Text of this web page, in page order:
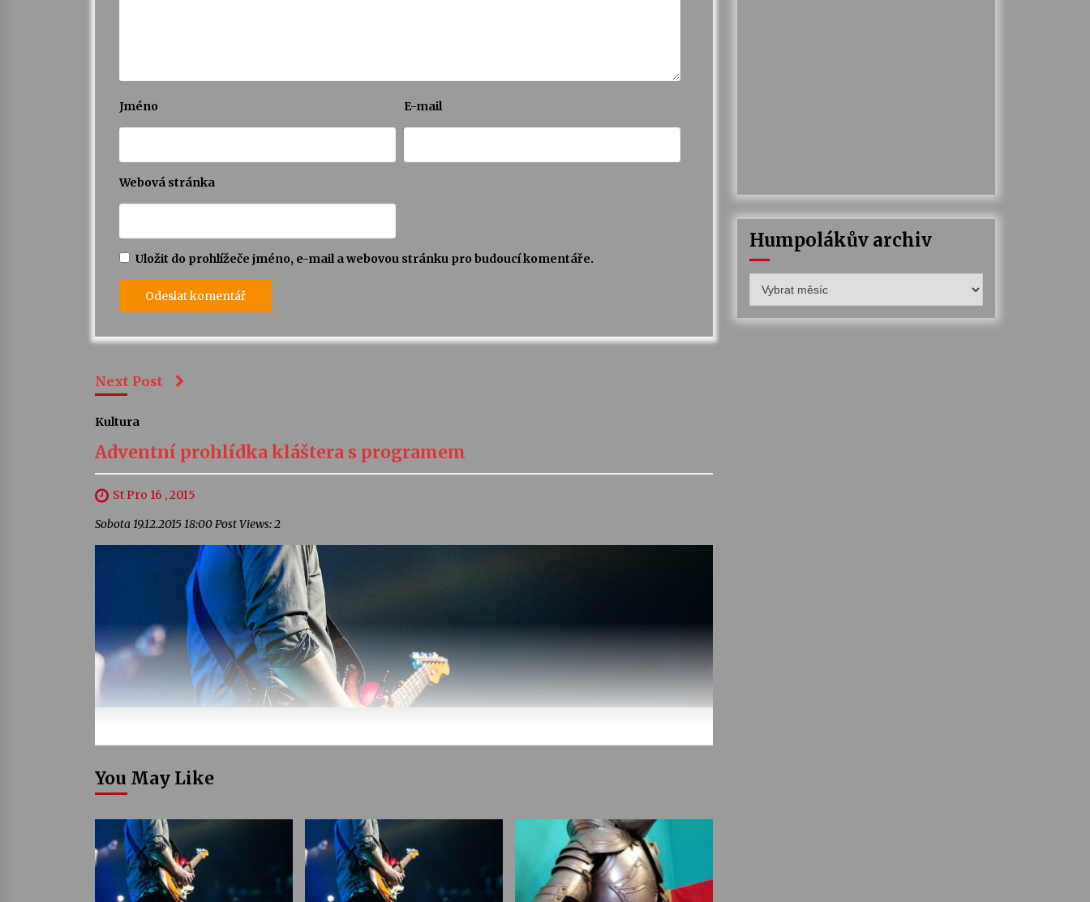
Jméno E-mail
Webová stránka
Uložit do prohlížeče jméno, e-mail a webovou stránku pro budoucí komentáře.
Next Post
Kultura
Adventní prohlídka kláštera s programem
St Pro 16 , 2015
Sobota 19.12.2015 18:00 Post Views: 2
You May Like
Humpolákův archiv
archiv